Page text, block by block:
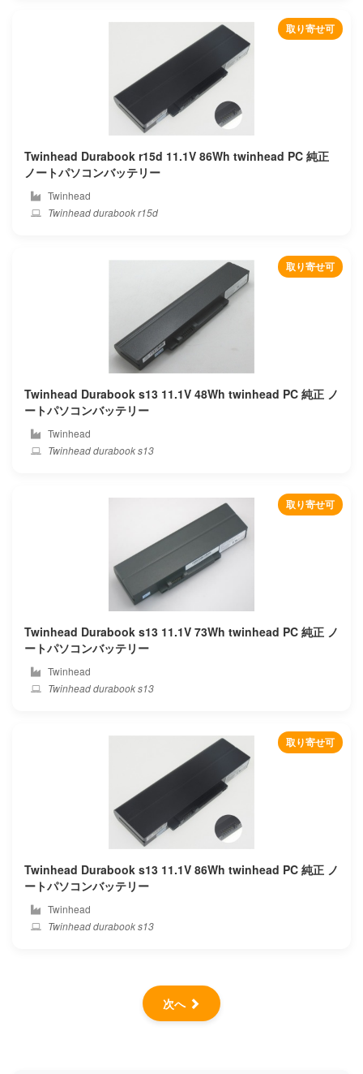
取り寄せ可
Twinhead Durabook r15d 11.1V 86Wh twinhead PC 純正
ノートパソコンバッテリー
Twinhead
Twinhead durabook r15d
取り寄せ可
Twinhead Durabook s13 11.1V 48Wh twinhead PC 純正 ノ
ートパソコンバッテリー
Twinhead
Twinhead durabook s13
取り寄せ可
Twinhead Durabook s13 11.1V 73Wh twinhead PC 純正 ノ
ートパソコンバッテリー
Twinhead
Twinhead durabook s13
取り寄せ可
Twinhead Durabook s13 11.1V 86Wh twinhead PC 純正 ノ
ートパソコンバッテリー
Twinhead
Twinhead durabook s13
次へ